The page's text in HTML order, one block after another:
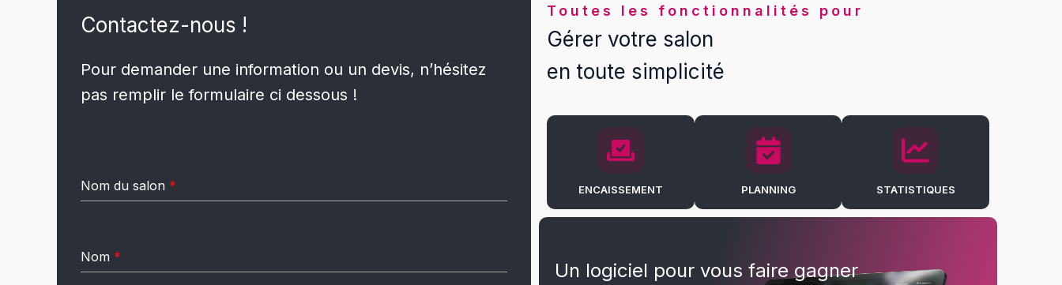
Contactez-nous !
Pour demander une information ou un devis, n’hésitez
pas remplir le formulaire ci dessous !
Nom du salon *
Nom *
Toutes les fonctionnalités pour
Gérer votre salon
en toute simplicité
ENCAISSEMENT PLANNING STATISTIQUES
Un logiciel pour vous faire gagner